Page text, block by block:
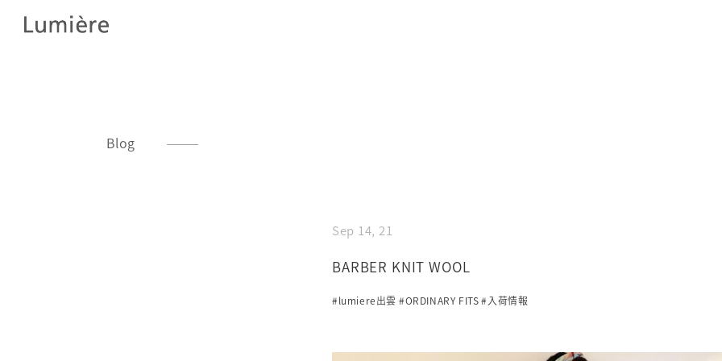
Blog
Sep 14, 21
BARBER KNIT WOOL
#lumiere出雲 #ORDINARY FITS#入荷情報